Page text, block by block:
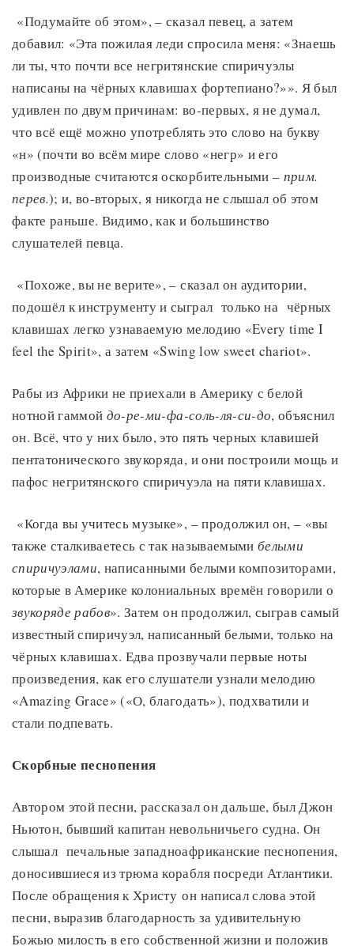
«Подумайте об этом», – сказал певец, а затем
добавил: «Эта пожилая леди спросила меня: «Знаешь
ли ты, что почти все негритянские спиричуэлы
написаны на чёрных клавишах фортепиано?»». Я был
удивлен по двум причинам: во-первых, я не думал,
что всё ещё можно употреблять это слово на букву
«н» (почти во всём мире слово «негр» и его
производные считаются оскорбительными – прим.
перев.); и, во-вторых, я никогда не слышал об этом
факте раньше. Видимо, как и большинство
слушателей певца.
«Похоже, вы не верите», – сказал он аудитории,
подошёл к инструменту и сыграл только на чёрных
клавишах легко узнаваемую мелодию «Every time I
feel the Spirit», а затем «Swing low sweet chariot».
Рабы из Африки не приехали в Америку с белой
нотной гаммой до-ре-ми-фа-соль-ля-си-до, объяснил
он. Всё, что у них было, это пять черных клавишей
пентатонического звукоряда, и они построили мощь и
пафос негритянского спиричуэла на пяти клавишах.
«Когда вы учитесь музыке», – продолжил он, – «вы
также сталкиваетесь с так называемыми белыми
спиричуэлами, написанными белыми композиторами,
которые в Америке колониальных времён говорили о
звукоряде рабов». Затем он продолжил, сыграв самый
известный спиричуэл, написанный белыми, только на
чёрных клавишах. Едва прозвучали первые ноты
произведения, как его слушатели узнали мелодию
«Amazing Grace» («О, благодать»), подхватили и
стали подпевать.
Скорбные песнопения
Автором этой песни, рассказал он дальше, был Джон
Ньютон, бывший капитан невольничьего судна. Он
слышал печальные западноафриканские песнопения,
доносившиеся из трюма корабля посреди Атлантики.
После обращения к Христу он написал слова этой
песни, выразив благодарность за удивительную
Божью милость в его собственной жизни и положив